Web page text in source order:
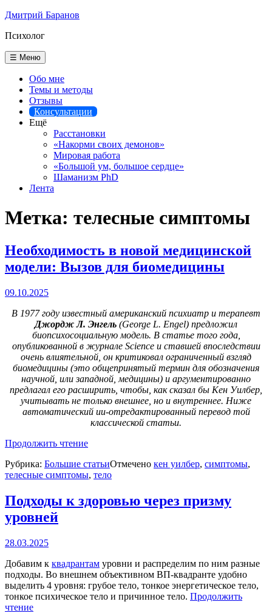
Перейти
содержимому
Дмитрий Баранов
Психолог
☰ Меню
Обо мне
Темы и методы
Отзывы
Консультации
Ещё
Расстановки
«Накорми своих демонов»
Мировая работа
«Большой ум, большое сердце»
Шаманизм PhD
Лента
Метка: телесные симптомы
Необходимость в новой медицинской
модели: Вызов для биомедицины
09.10.2025
В 1977 году известный американский психиатр и терапевт
Джордж Л. Энгель (George L. Engel) предложил
биопсихосоциальную модель. В статье того года,
опубликованной в журнале Science и ставшей впоследствии
очень влиятельной, он критиковал ограниченный взгляд
биомедицины (это общепринятый термин для обозначения
научной, или западной, медицины) и аргументированно
предлагал его расширить, чтобы, как сказал бы Кен Уилбер,
учитывать не только внешнее, но и внутреннее. Ниже
автоматический ии-отредактированный перевод той
классической статьи.
Продолжить чтение«Необходимость
новой
медицинской
Вызов
для
Рубрика: Большие статьиОтмечено кен уилбер, симптомы,
телесные симптомы, тело
Подходы к здоровью через призму
уровней
28.03.2025
Добавим к квадрантам уровни и распределим по ним разные
подходы. Во внешнем объективном ВП-квадранте удобно
выделить 4 уровня: грубое тело, тонкое энергетическое тело,
тонкое психическое тело и причинное тело. Продолжить
чтение«Подходы